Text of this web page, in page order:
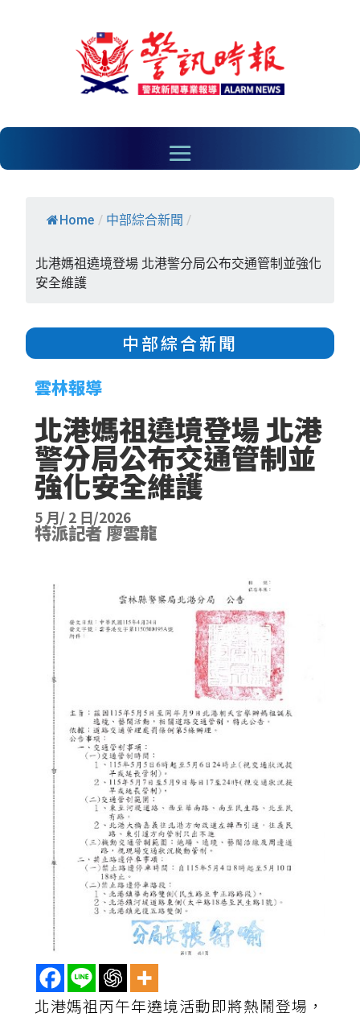
Home / 中部綜合新聞 /
北港媽祖遶境登場 北港警分局公布交通管制並強化
安全維護
中部綜合新聞
雲林報導
北港媽祖遶境登場 北港
警分局公布交通管制並
強化安全維護
5 月/ 2 日/2026
特派記者 廖雲龍
北港媽祖丙午年遶境活動即將熱鬧登場，